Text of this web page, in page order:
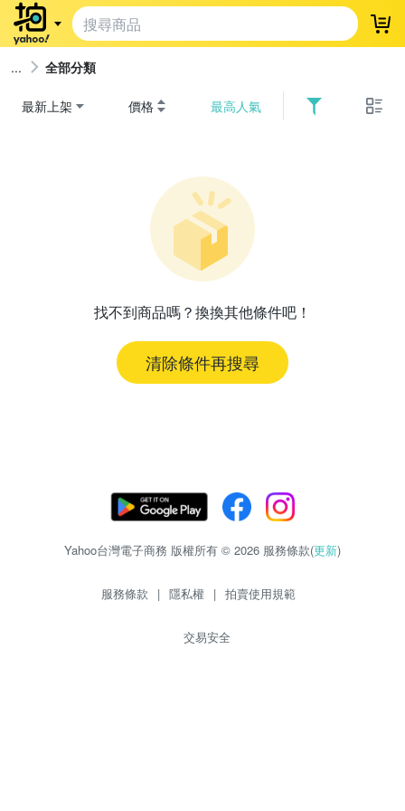
登
全部分類
最新上架 價格 最高人氣
找不到商品嗎？換換其他條件吧！
清除條件再搜尋
Yahoo台灣電子商務 版權所有 © 2026 服務條款(更新)
服務條款 | 隱私權 | 拍賣使用規範
交易安全